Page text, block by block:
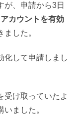
が、申請から3日
アカウントを有効
した。
化して申請しまし
受け取っていたよ
ました。